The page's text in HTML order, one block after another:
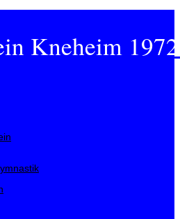
Kneheim